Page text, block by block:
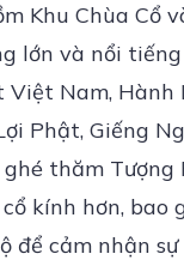
Khu Chùa Cổ
lớn và nổi
Nam,
Phật, Giếng
thăm
kính hơn,
để cảm nhận